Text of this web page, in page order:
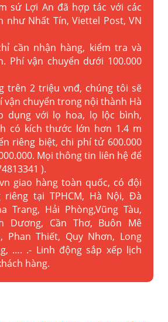
sứ Lợi An đã hợp tác với các
như Nhất Tín, Viettel Post, VN
cần nhận hàng, kiểm tra và
Phí vận chuyển dưới 100.000
trên 2 triệu vnđ, chúng tôi sẽ
vận chuyển trong nội thành Hà
dụng với lọ hoa, lọ lộc bình,
có kích thước lớn hơn 1.4 m
riêng biệt, chi phí tử 600.000
Mọi thông tin liên hệ để
).
giao hàng toàn quốc, có đội
riêng tại TPHCM, Hà Nội, Đà
Trang, Hải Phòng,Vũng Tàu,
Dương, Cần Thơ, Buôn Mê
Phan Thiết, Quy Nhơn, Long
…. .- Linh động sắp xếp lịch
hàng.